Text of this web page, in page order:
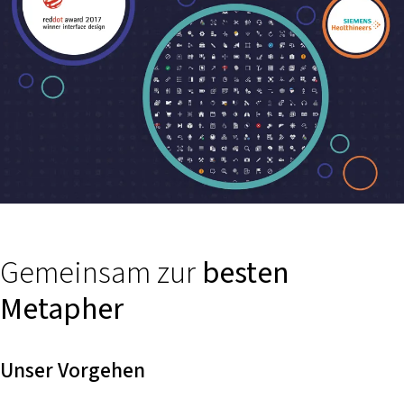
Gemeinsam zur besten
Metapher
Unser Vorgehen